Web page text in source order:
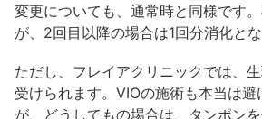
変更についても、通常時と同様です
が、2回目以降の場合は1回分消化とな
ただし、フレイアクリニックでは、
受けられます。VIOの施術も本当は
が、どうしてもの場合は、タンポン